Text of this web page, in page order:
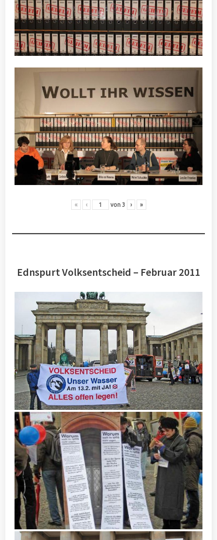
« ‹ von 3 › »
Ednspurt Volksentscheid – Februar 2011